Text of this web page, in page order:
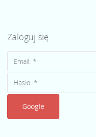
Zaloguj się
Google